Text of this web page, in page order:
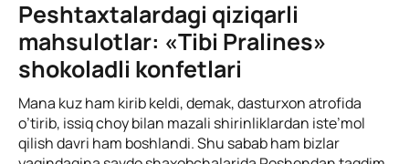
Peshtaxtalardagi qiziqarli
mahsulotlar: «Tibi Pralines»
shokoladli konfetlari
Mana kuz ham kirib keldi, demak, dasturxon atrofida
o’tirib, issiq choy bilan mazali shirinliklardan iste’mol
qilish davri ham boshlandi. Shu sabab ham bizlar